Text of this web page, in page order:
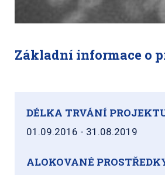
Základní informace o
DÉLKA TRVÁNÍ
01.09.2016 - 31.08.2019
ALOKOVANÉ